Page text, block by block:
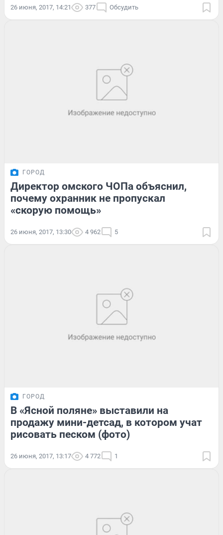
26 июня, 2017, 14:21 377 Обсудить
ГОРОД
Директор омского ЧОПа объяснил,
почему охранник не пропускал
«скорую помощь»
26 июня, 2017, 13:30 4 962 5
ГОРОД
В «Ясной поляне» выставили на
продажу мини-детсад, в котором учат
рисовать песком (фото)
26 июня, 2017, 13:17 4 772 1